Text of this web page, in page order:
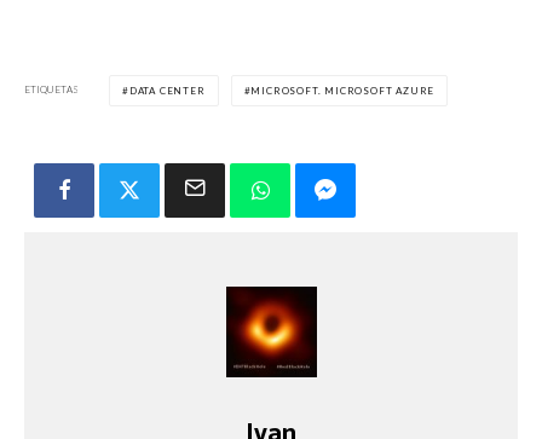
ETIQUETAS DATA CENTER MICROSOFT. MICROSOFT AZURE